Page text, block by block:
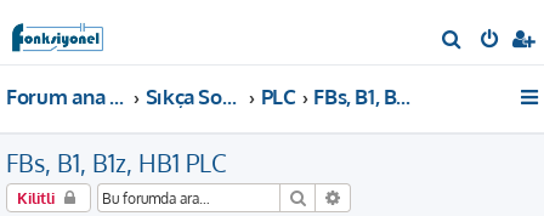
r
Forum ana sayfa Sıkça Sorulan Sorular PLC FBs, B1, B1z, HB1 PLC
FBs, B1, B1z, HB1 PLC
Kilitli Ara